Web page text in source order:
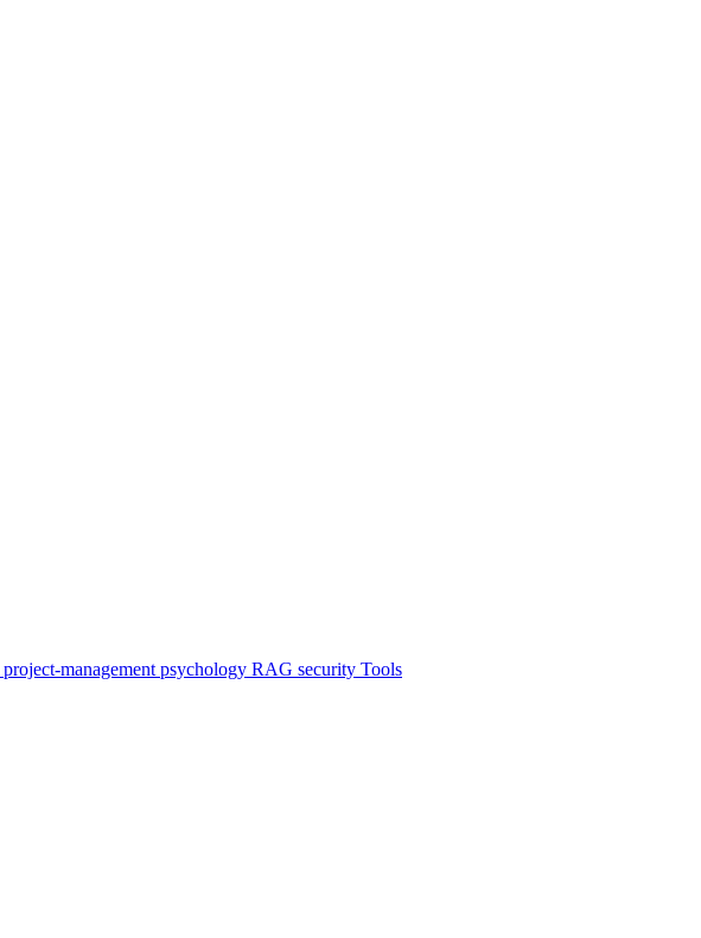
project-management psychology RAG security Tools